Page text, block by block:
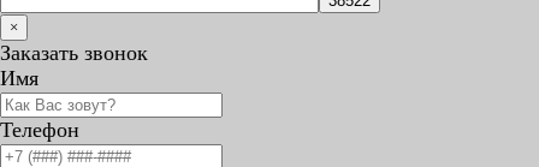
×
Заказать звонок
Имя
Телефон